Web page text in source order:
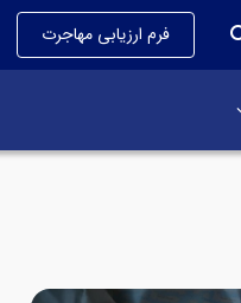
فرم ارزیابی مهاجرت